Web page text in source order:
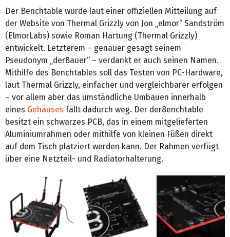
Der Benchtable wurde laut einer offiziellen Mitteilung auf
der Website von Thermal Grizzly von Jon „elmor“ Sandström
(ElmorLabs) sowie Roman Hartung (Thermal Grizzly)
entwickelt. Letzterem – genauer gesagt seinem
Pseudonym „der8auer“ – verdankt er auch seinen Namen.
Mithilfe des Benchtables soll das Testen von PC-Hardware,
laut Thermal Grizzly, einfacher und vergleichbarer erfolgen
– vor allem aber das umständliche Umbauen innerhalb
eines Gehäuses fällt dadurch weg. Der der8enchtable
besitzt ein schwarzes PCB, das in einem mitgelieferten
Aluminiumrahmen oder mithilfe von kleinen Füßen direkt
auf dem Tisch platziert werden kann. Der Rahmen verfügt
über eine Netzteil- und Radiatorhalterung.